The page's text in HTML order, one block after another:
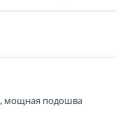
мощная подошва